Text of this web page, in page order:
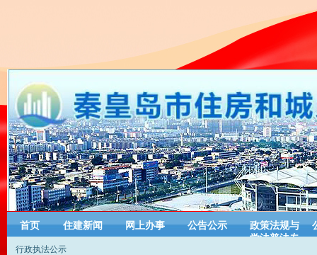
首页 住建新闻 网上办事 公告公示
政策法规与
学法普法专
行政执法公示